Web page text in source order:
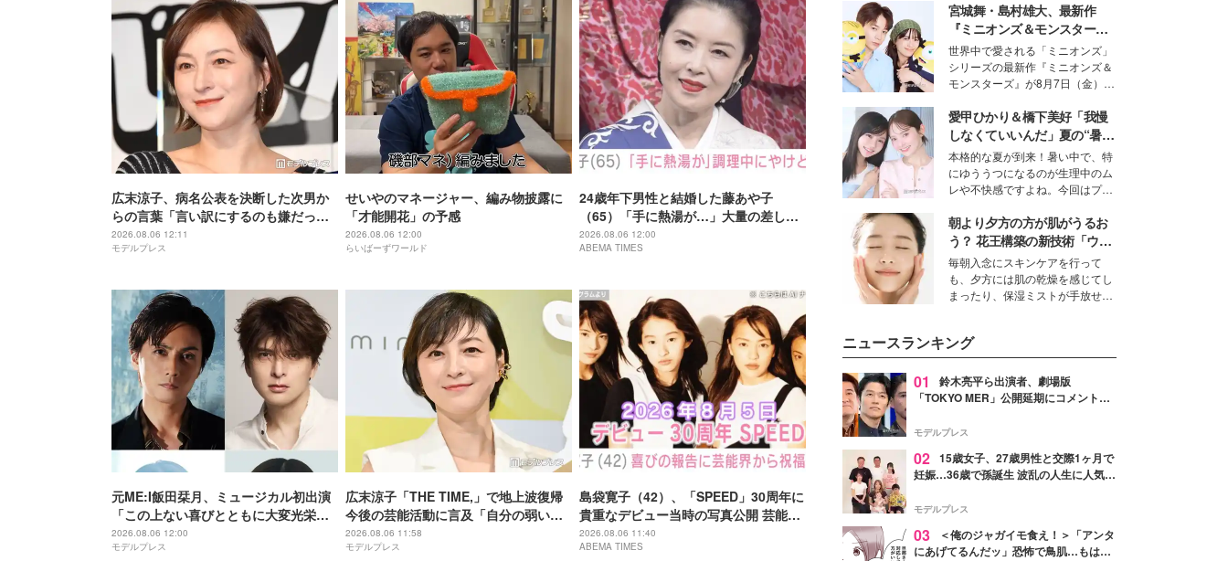
広末涼子、病名公表を決断した次男か
らの言葉「言い訳にするのも嫌だっ
た」「言うべきか迷った」
2026.08.06 12:11
モデルプレス
せいやのマネージャー、編み物披露に
「才能開花」の予感
2026.08.06 12:00
らいばーずワールド
24歳年下男性と結婚した藤あや子
（65）「手に熱湯が…」大量の差し入
れ調理中にやけど
2026.08.06 12:00
ABEMA TIMES
元ME:I飯田栞月、ミュージカル初出演
「この上ない喜びとともに大変光栄」4
年ぶり上演「ファントム」城田優らキ
ャスト発表
2026.08.06 12:00
モデルプレス
広末涼子「THE TIME,」で地上波復帰
今後の芸能活動に言及「自分の弱い部
分だったり不甲斐なさを感じたこと
で…」
2026.08.06 11:58
モデルプレス
島袋寛子（42）、「SPEED」30周年に
貴重なデビュー当時の写真公開 芸能界
やファンから反響「青春そのもの」
「ずっと歌い続けていてくれることが
2026.08.06 11:40
ABEMA TIMES
ションの完成度を高めるベースと
して、“髪そのものの美しさ”に改
めて注目する人が増えている様
子。今回は、そんな憧れの艶やか
な髪を日常で叶える、美容好きの
女性たちのヘアケア事情を紹介し
ます。
宮城舞・島村雄大、最新作
『ミニオンズ＆モンスター
ズ』の魅力熱弁 ハチャメチャ
だけじゃない“友情と絆”に感
動
世界中で愛される「ミニオンズ」
シリーズの最新作『ミニオンズ＆
モンスターズ』が8月7日（金）に
ニオン好き”という共通点を持つモ
デルの宮城舞と島村雄大の特別対
談をお届け！それぞれの視点か
ら、今作ならではの魅力や予想外
の感動をもたらす奥深いストーリ
ーについて熱く語り合ってもらっ
た。
愛甲ひかり＆橋下美好「我慢
しなくていいんだ」夏の“暑さ
対策”の新しい選択肢とは？
本格的な夏が到来！暑い中で、特
にゆううつになるのが生理中のム
レや不快感ですよね。今回はプラ
モデル・愛甲ひかりさんと橋下美
好さんを迎えて本音で女子会トー
ク。猛暑のお出かけを快適に過ご
すヒントや、2人が感動した夏の
生理の新常識にも迫りました。
朝より夕方の方が肌がうるお
う？ 花王構築の新技術「ウォ
ーターキャプチャリングスキ
ン（捕水肌）」がスキンケア
の常識を変える予感
毎朝入念にスキンケアを行って
も、夕方には肌の乾燥を感じてし
まったり、保湿ミストが手放せな
性を秘めた、革新的な「Water
Capturing Skin（ウォーターキャ
プチャリングスキン：捕水肌）」
技術を、花王が構築した。
ニュースランキング
01
鈴木亮平ら出演者、劇場版
「TOKYO MER」公開延期にコメント
最大の敬意とエールを」
モデルプレス
02 15歳女子、27歳男性と交際1ヶ月で
妊娠…36歳で孫誕生 波乱の人生に人気タ
よ！」
モデルプレス
03
＜俺のジャガイモ食え！＞「アンタ
にあげてるんだッ」恐怖で鳥肌…もはや